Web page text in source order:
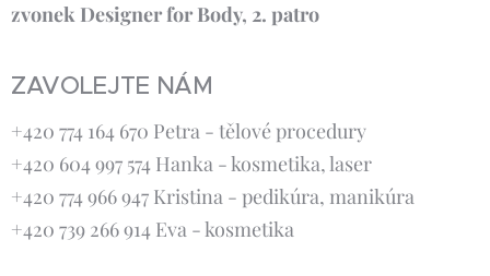
zvonek Designer for Body, 2. patro
ZAVOLEJTE NÁM
+420 774 164 670 Petra - tělové procedury
+420 604 997 574 Hanka - kosmetika, laser
+420 774 966 947 Kristina - pedikúra, manikúra
+420 739 266 914 Eva - kosmetika